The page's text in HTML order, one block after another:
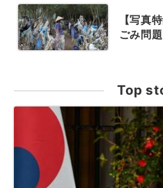
【写真
ごみ問題
Top